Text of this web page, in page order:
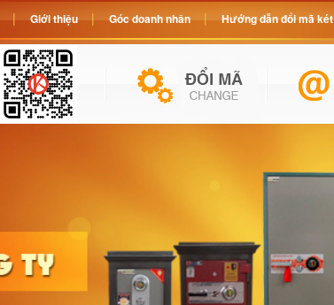
Giới thiệu Góc doanh nhân Hướng dẫn đổi mã két